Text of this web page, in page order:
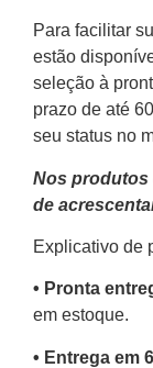
Para facilitar
estão
seleção à
prazo de até
seu status no
Nos produtos
de
Explicativo de
•⁠ ⁠Pronta
em estoque.
•⁠ Entrega em